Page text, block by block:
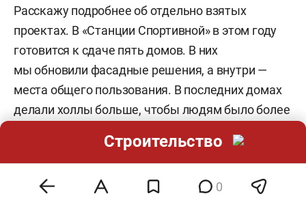
Расскажу подробнее об отдельно взятых
проектах. В «Станции Спортивной» в этом году
готовится к сдаче пять домов. В них
мы обновили фасадные решения, а внутри —
места общего пользования. В последних домах
делали холлы больше, чтобы людям было более
черно-белые фасады, внутри — тоже все строго,
к тому же красиво. Также мы увеличили
0
Строительство